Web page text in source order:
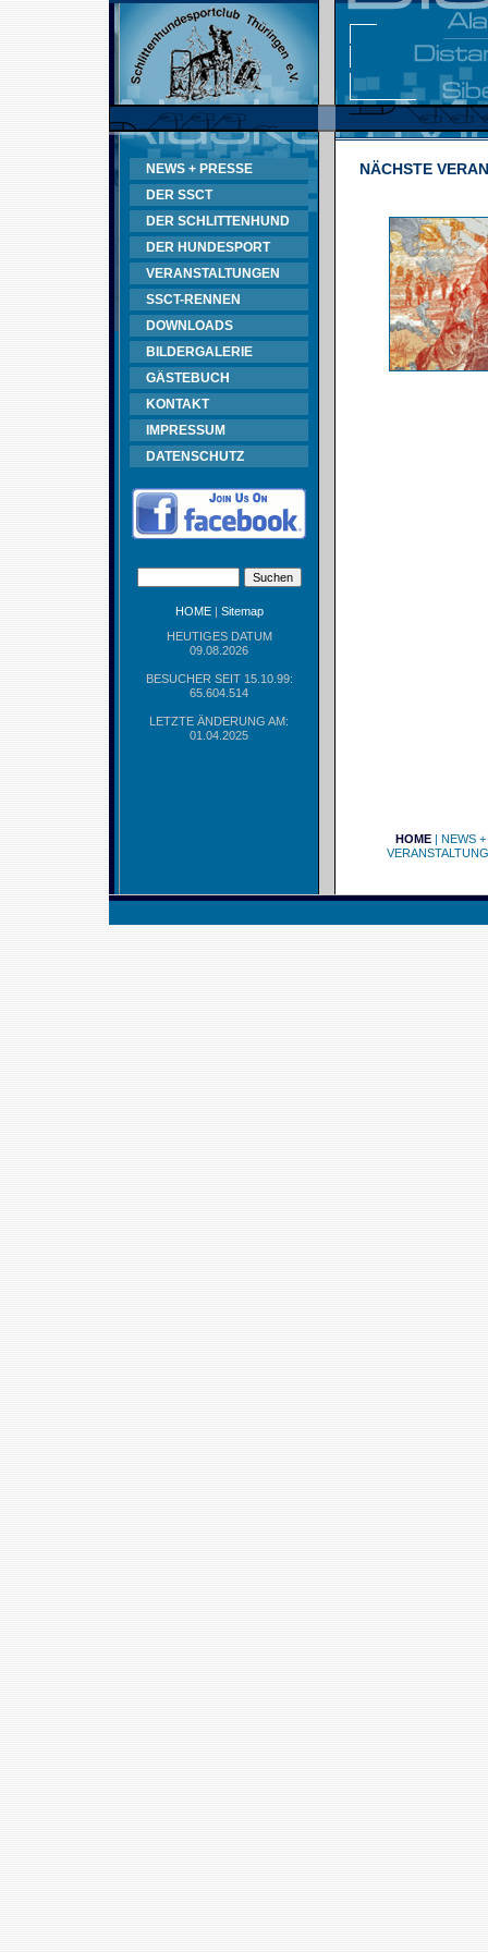
NEWS + PRESSE
DER SSCT
DER SCHLITTENHUND
DER HUNDESPORT
VERANSTALTUNGEN
SSCT-RENNEN
DOWNLOADS
BILDERGALERIE
GÄSTEBUCH
KONTAKT
IMPRESSUM
DATENSCHUTZ
HOME| Sitemap
HEUTIGES DATUM
09.08.2026
BESUCHER SEIT 15.10.99:
65.604.514
LETZTE ÄNDERUNG AM:
01.04.2025
NÄCHSTE
HOME| NEWS